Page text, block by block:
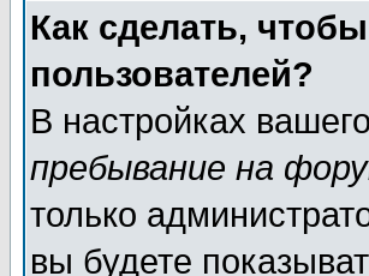
Как сделать,
пользователей?
В настройках
пребывание на
только
вы будете